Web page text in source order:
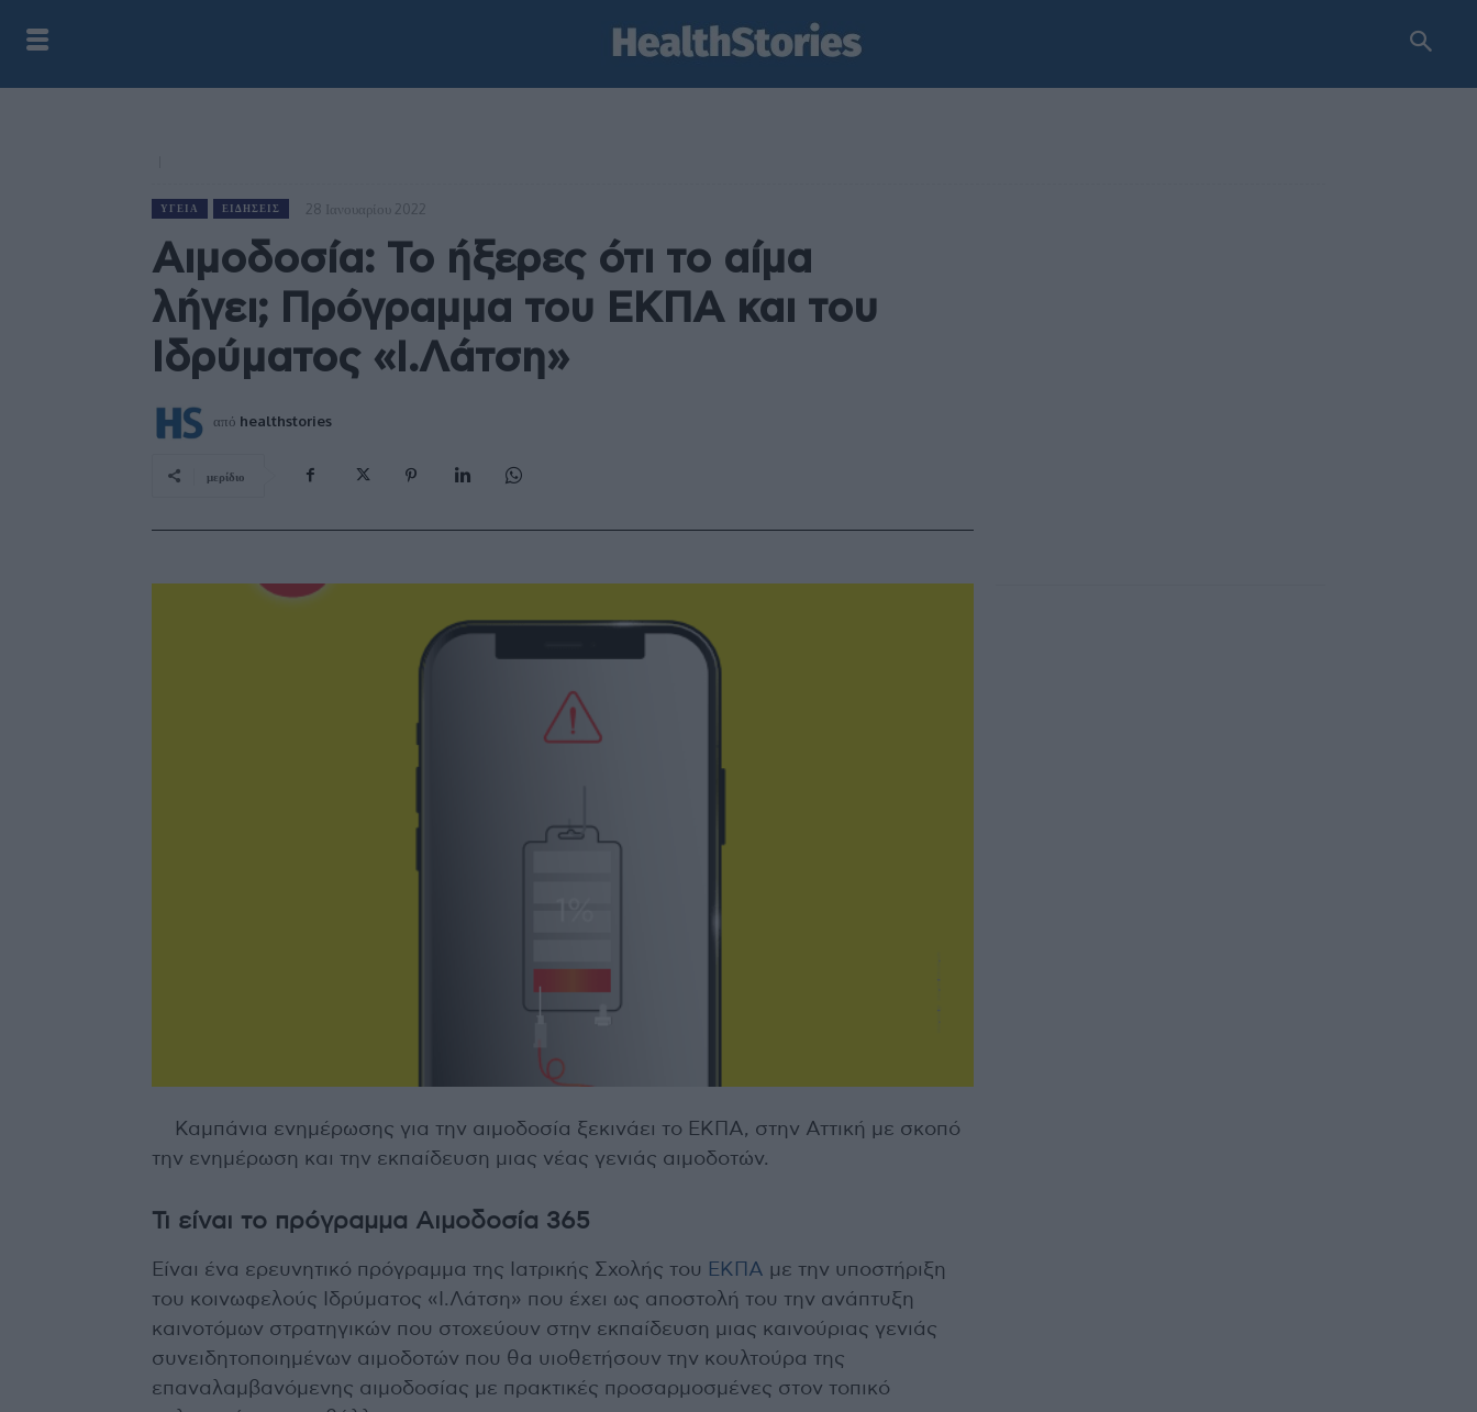
ΥΓΕΊΑ ΕΙΔΉΣΕΙΣ 28 Ιανουαρίου 2022
Αιμοδοσία: Το ήξερες ότι το αίμα
λήγει; Πρόγραμμα του ΕΚΠΑ και του
Ιδρύματος «Ι.Λάτση»
από healthstories
μερίδιο
Καμπάνια ενημέρωσης για την αιμοδοσία ξεκινάει το ΕΚΠΑ, στην Αττική με σκοπό
την ενημέρωση και την εκπαίδευση μιας νέας γενιάς αιμοδοτών.
Τι είναι το πρόγραμμα Aιμοδοσία 365
Είναι ένα ερευνητικό πρόγραμμα της Ιατρικής Σχολής του ΕΚΠΑ με την υποστήριξη
του κοινωφελούς Ιδρύματος «Ι.Λάτση» που έχει ως αποστολή του την ανάπτυξη
καινοτόμων στρατηγικών που στοχεύουν στην εκπαίδευση μιας καινούριας γενιάς
συνειδητοποιημένων αιμοδοτών που θα υιοθετήσουν την κουλτούρα της
επαναλαμβανόμενης αιμοδοσίας με πρακτικές προσαρμοσμένες στον τοπικό